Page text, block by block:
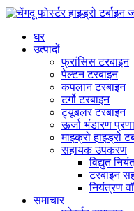
घर
उत्पादों
फ्रांसिस टरबाइन
पेल्टन टरबाइन
कपलान टरबाइन
टर्गो टरबाइन
ट्यूबलर टरबाइन
ऊर्जा भंडारण
माइक्रो हाइड्रो
सहायक उपकरण
विद्युत
टरबाइन
नियंत्रण
समाचार